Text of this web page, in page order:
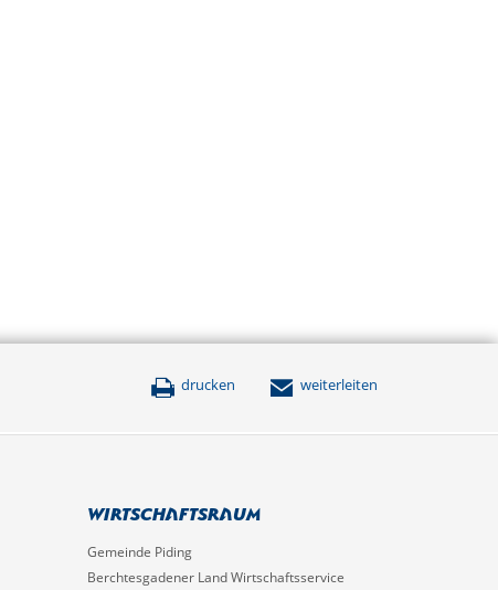
drucken weiterleiten
Wirtschaftsraum
Gemeinde Piding
Berchtesgadener Land Wirtschaftsservice